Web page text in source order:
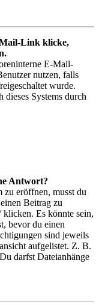
Link klicke,
E-Mail-
nutzen, falls
wurde.
dieses Systems durch
Antwort?
zu eröffnen, musst du
Beitrag zu
Es könnte sein,
bevor du einen
sind jeweils
aufgelistet. Z. B.
darfst Dateianhänge